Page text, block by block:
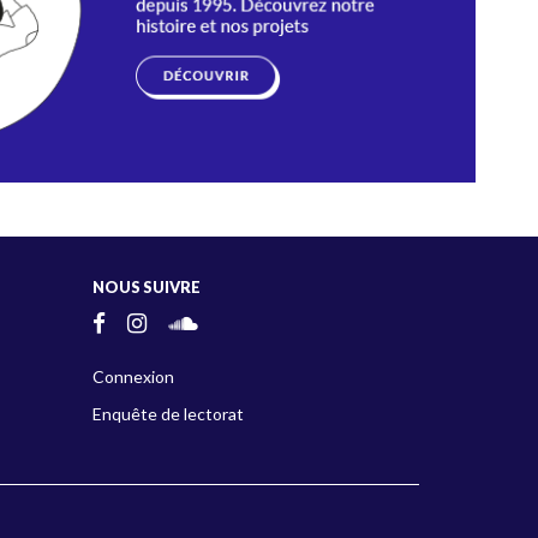
NOUS SUIVRE
Connexion
Enquête de lectorat